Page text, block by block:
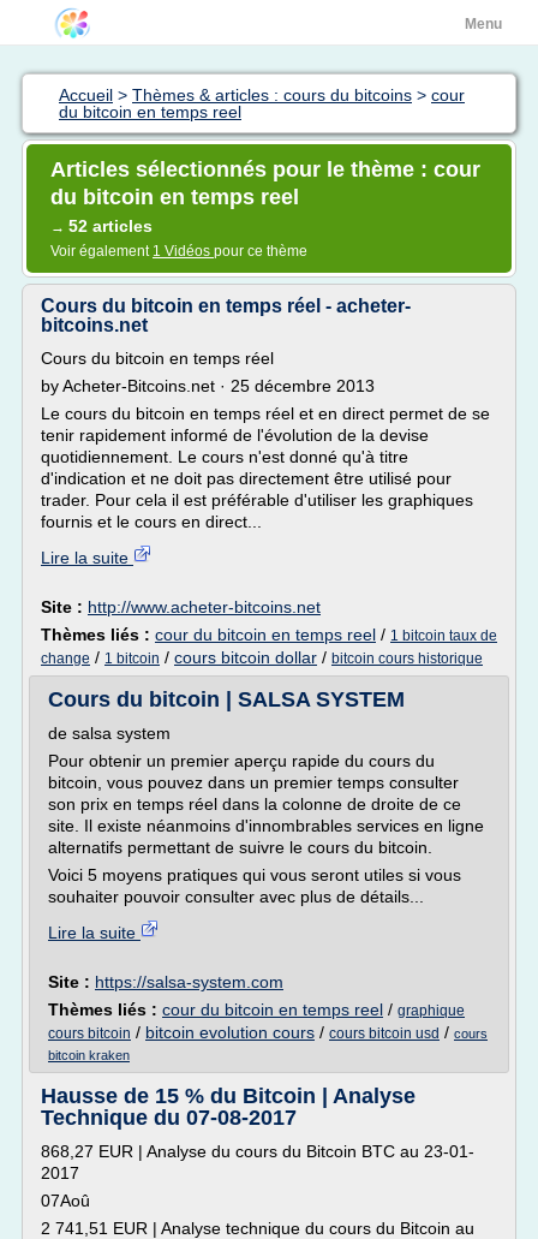
Menu
Accueil > Thèmes & articles : cours du bitcoins > cour
du bitcoin en temps reel
Articles sélectionnés pour le thème : cour
du bitcoin en temps reel
→ 52 articles
Voir également 1 Vidéos pour ce thème
Cours du bitcoin en temps réel - acheter-
bitcoins.net
Cours du bitcoin en temps réel
by Acheter-Bitcoins.net · 25 décembre 2013
Le cours du bitcoin en temps réel et en direct permet de se
tenir rapidement informé de l'évolution de la devise
quotidiennement. Le cours n'est donné qu'à titre
d'indication et ne doit pas directement être utilisé pour
trader. Pour cela il est préférable d'utiliser les graphiques
fournis et le cours en direct...
Lire la suite
Site : http://www.acheter-bitcoins.net
Thèmes liés : cour du bitcoin en temps reel / 1 bitcoin taux de
change / 1 bitcoin / cours bitcoin dollar / bitcoin cours historique
Cours du bitcoin | SALSA SYSTEM
de salsa system
Pour obtenir un premier aperçu rapide du cours du
bitcoin, vous pouvez dans un premier temps consulter
son prix en temps réel dans la colonne de droite de ce
site. Il existe néanmoins d'innombrables services en ligne
alternatifs permettant de suivre le cours du bitcoin.
Voici 5 moyens pratiques qui vous seront utiles si vous
souhaiter pouvoir consulter avec plus de détails...
Lire la suite
Site : https://salsa-system.com
Thèmes liés : cour du bitcoin en temps reel / graphique
cours bitcoin / bitcoin evolution cours / cours bitcoin usd / cours
bitcoin kraken
Hausse de 15 % du Bitcoin | Analyse
Technique du 07-08-2017
868,27 EUR | Analyse du cours du Bitcoin BTC au 23-01-
2017
07Aoû
2 741,51 EUR | Analyse technique du cours du Bitcoin au